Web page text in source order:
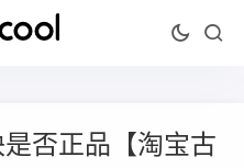
否正品【淘宝古